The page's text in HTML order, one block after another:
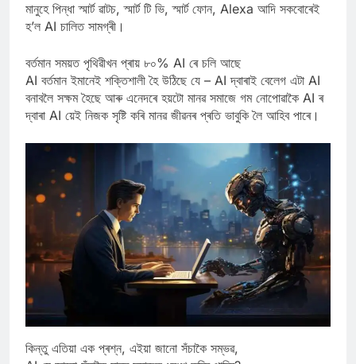
মানুহে পিন্ধা স্মাৰ্ট ৱাটচ, স্মাৰ্ট টি ভি, স্মাৰ্ট ফোন, Alexa আদি সকবোৰেই
হ’ল AI চালিত সামগ্ৰী।
বৰ্তমান সময়ত পৃথিৱীখন প্ৰায় ৮০% AI ৰে চলি আছে
AI বৰ্তমান ইমানেই শক্তিশালী হৈ উঠিছে যে – AI দ্বাৰাই বেলেগ এটা AI
বনাবলৈ সক্ষম হৈছে আৰু এনেদৰে হয়টো মানৱ সমাজে গম নোপোৱাকৈ AI ৰ
দ্বাৰা AI য়েই নিজক সৃষ্টি কৰি মানৱ জীৱনৰ প্ৰতি ভাবুকি লৈ আহিব পাৰে।
কিন্তু এতিয়া এক প্ৰশ্ন, এইয়া জানো সঁচাকৈ সম্ভৱ,